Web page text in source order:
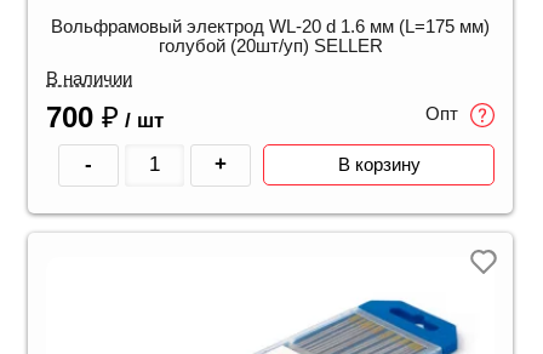
Вольфрамовый электрод WL-20 d 1.6 мм (L=175 мм)
голубой (20шт/уп) SELLER
В наличии
700 ₽ / шт Опт
- + В корзину